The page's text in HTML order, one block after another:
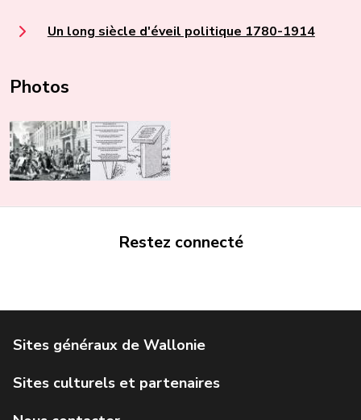
Un long siècle d'éveil politique 1780-1914
Photos
Restez connecté
Service public de Wallonie